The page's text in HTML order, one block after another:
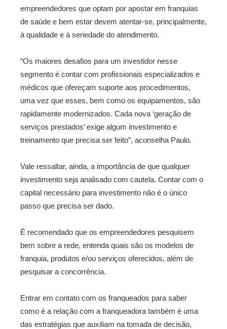
empreendedores que optam por apostar em franquias
de saúde e bem estar devem atentar-se, principalmente,
à qualidade e à seriedade do atendimento.
“Os maiores desafios para um investidor nesse
segmento é contar com profissionais especializados e
médicos que ofereçam suporte aos procedimentos,
uma vez que esses, bem como os equipamentos, são
rapidamente modernizados. Cada nova ‘geração de
serviços prestados’ exige algum investimento e
treinamento que precisa ser feito”, aconselha Paulo.
Vale ressaltar, ainda, a importância de que qualquer
investimento seja analisado com cautela. Contar com o
capital necessário para investimento não é o único
passo que precisa ser dado.
É recomendado que os empreendedores pesquisem
bem sobre a rede, entenda quais são os modelos de
franquia, produtos e/ou serviços oferecidos, além de
pesquisar a concorrência.
Entrar em contato com os franqueados para saber
como é a relação com a franqueadora também é uma
das estratégias que auxiliam na tomada de decisão,